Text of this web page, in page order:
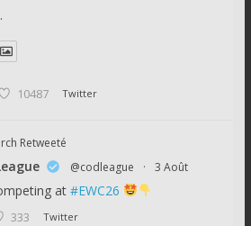
10487 Twitter
Retweeté
@codleague · 3 Août
at #EWC26
333 Twitter